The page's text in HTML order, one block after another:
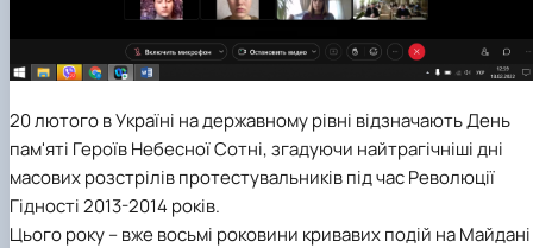
20 лютого в Україні на державному рівні відзначають День
пам'яті Героїв Небесної Сотні, згадуючи найтрагічніші дні
масових розстрілів протестувальників під час Революції
Гідності 2013-2014 років.
Цього року – вже восьмі роковини кривавих подій на Майдані